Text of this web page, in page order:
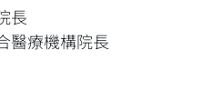
長
醫療機構院長